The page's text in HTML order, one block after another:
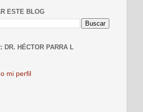
ESTE BLOG
DR. HÉCTOR PARRA L
mi perfil